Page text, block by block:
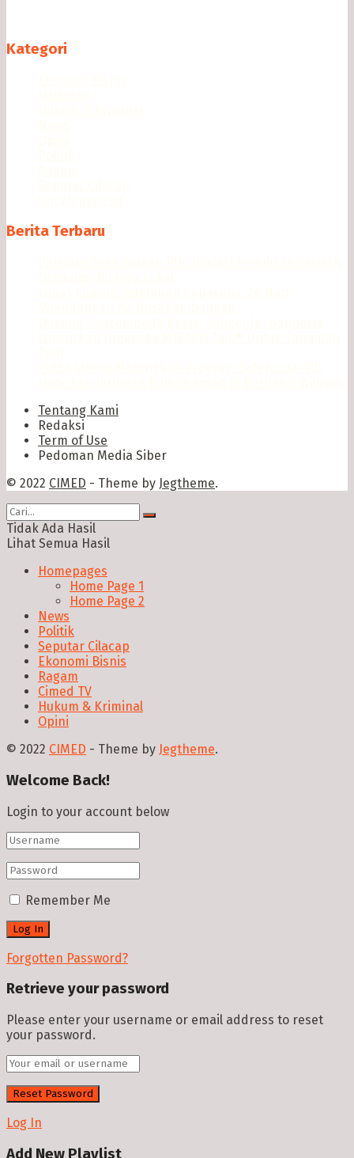
Kategori
Berita Terbaru
Tentang Kami
Redaksi
Term of Use
Pedoman Media Siber
© 2022 CIMED - Theme by Jegtheme.
Tidak Ada Hasil
Lihat Semua Hasil
Homepages
Home Page 1
Home Page 2
News
Politik
Seputar Cilacap
Ekonomi Bisnis
Ragam
Cimed TV
Hukum & Kriminal
Opini
© 2022 CIMED - Theme by Jegtheme.
Welcome Back!
Login to your account below
Remember Me
Forgotten Password?
Retrieve your password
Please enter your username or email address to reset
your password.
Log In
Add New Playlist